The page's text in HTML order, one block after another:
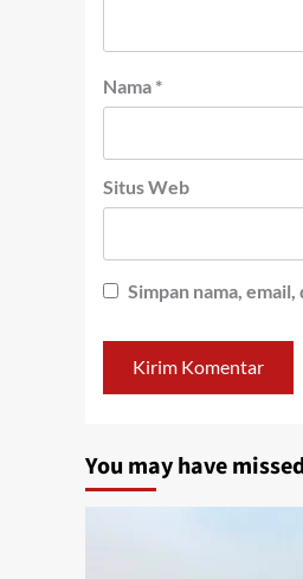
Nama *
Situs Web
Simpan nama,
You may have